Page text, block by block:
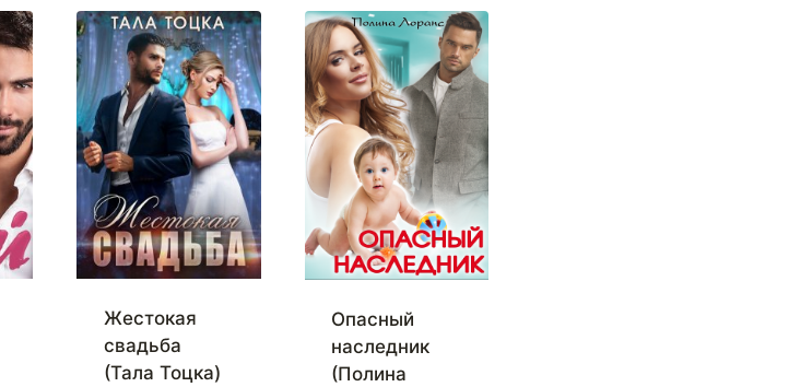
Жестокая
свадьба
(Тала Тоцка)
Опасный
наследник
(Полина